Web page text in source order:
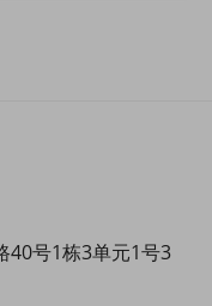
40号1栋3单元1号3